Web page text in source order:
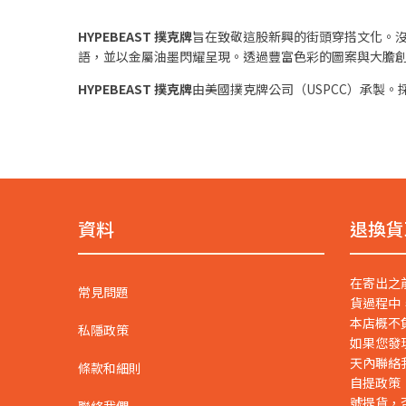
HYPEBEAST 撲克牌旨在致敬這股新興的街頭穿搭文化。
語，並以金屬油墨閃耀呈現。透過豐富色彩的圖案與大
HYPEBEAST 撲克牌由美國撲克牌公司（USPCC）承製。
資料
常見問題
私隱政策
條款和細則
退換
在寄出之
貨過程中
本店概不
如果您發
天內聯絡
自提政
號提貨，